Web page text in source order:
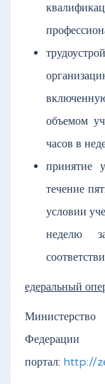
объемом
часов в
принятие
течение
условии
неделю
едеральный
портал: http://